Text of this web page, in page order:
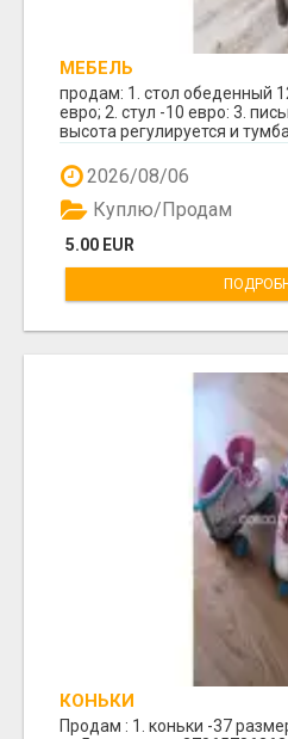
МЕБЕЛЬ
продам: 1. стол обеденный
евро; 2. стул -10 евро: 3.
высота регулируется и тумба
2026/08/06
5.00 EUR
Куплю/Продам
КОНЬКИ
Продам : 1. коньки -37